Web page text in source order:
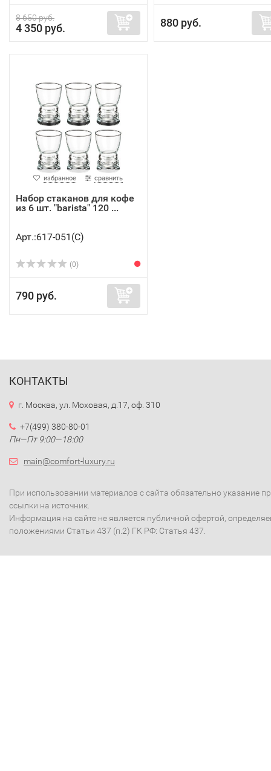
8 650 руб.
4 350 руб. 880 руб.
избранное сравнить
Набор стаканов для кофе
из 6 шт. "barista" 120 ...
Арт.:617-051(C)
(0)
790 руб.
КОНТАКТЫ
г. Москва, ул. Моховая, д.17, оф. 310
+7(499) 380-80-01
Пн—Пт 9:00—18:00
main@comfort-luxury.ru
При использовании материалов с сайта обязательно указание
ссылки на источник.
Информация на сайте не является публичной офертой,
положениями Статьи 437 (п.2) ГК РФ: Статья 437.